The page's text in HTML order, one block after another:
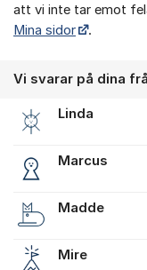
att vi inte tar emot
Mina sidor
.
Vi svarar på dina
Linda
Marcus
Madde
Mire